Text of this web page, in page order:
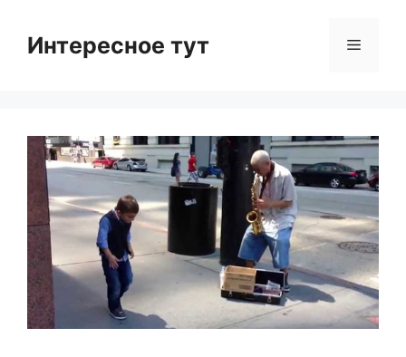
contentИнтересное тут Menu